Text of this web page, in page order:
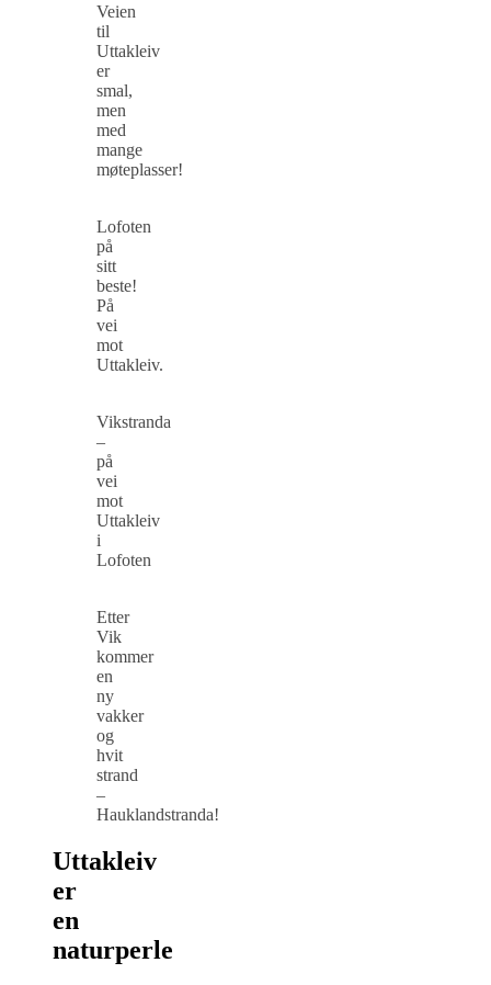
Veien
til
Uttakleiv
er
smal,
men
med
mange
møteplasser!
Lofoten
på
sitt
beste!
På
vei
mot
Uttakleiv.
Vikstranda
–
på
vei
mot
Uttakleiv
i
Lofoten
Etter
Vik
kommer
en
ny
vakker
og
hvit
strand
–
Hauklandstranda!
Uttakleiv
er
en
naturperle